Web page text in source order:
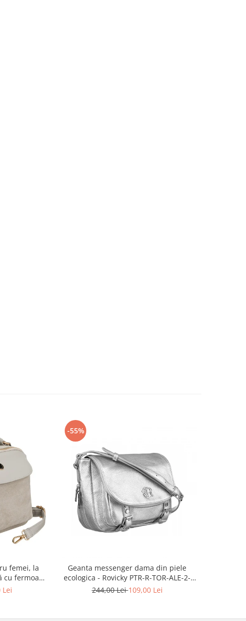
femei, la
cu fermoar,
PTN
Lei
-55%
Geanta messenger dama din piele
ecologica - Rovicky PTR-R-TOR-ALE-2-
3776 SIL
244,00 Lei109,00 Lei